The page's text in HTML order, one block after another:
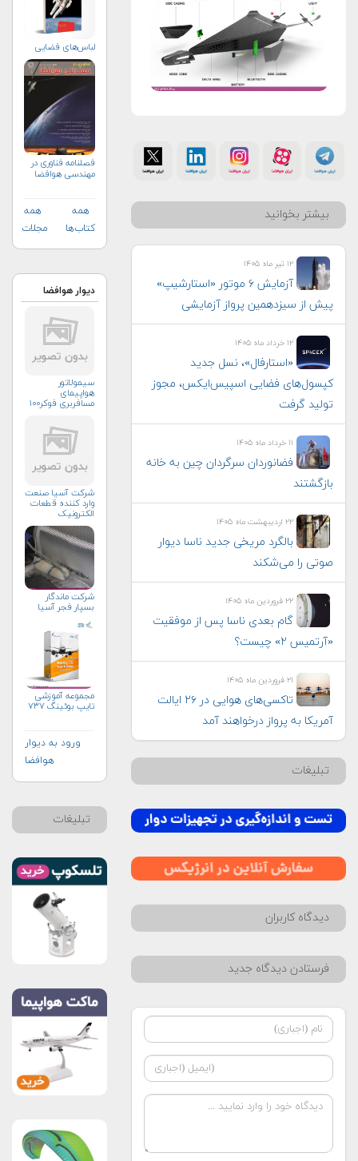
بیشتر بخوانید
۱۲ تیر ماه ۱۴۰۵
آزمایش ۶ موتور «استارشیپ»
پیش از سیزدهمین پرواز آزمایشی
۱۲ خرداد ماه ۱۴۰۵
«استارفال»، نسل جدید
کپسول‌های فضایی اسپیس‌ایکس، مجوز
تولید گرفت
۱۱ خرداد ماه ۱۴۰۵
فضانوردان سرگردان چین به خانه
بازگشتند
۲۲ اردیبهشت ماه ۱۴۰۵
بالگرد مریخی جدید ناسا دیوار
صوتی را می‌شکند
۲۲ فروردین ماه ۱۴۰۵
گام بعدی ناسا پس از موفقیت
«آرتمیس ۲» چیست؟
۲۱ فروردین ماه ۱۴۰۵
تاکسی‌های هوایی در ۲۶ ایالت
آمریکا به پرواز درخواهند آمد
تبلیغات
دیدگاه کاربران
فرستادن دیدگاه جدید
لباس‌های فضایی
فصلنامه فناوری در
مهندسی هوافضا
همه
کتاب‌ها
همه
مجلات
دیوار هوافضا
سیمولاتور
هواپیمای
مسافربری فوکر۱۰۰
شرکت آسیا صنعت
وارد کننده قطعات
الکترونیک
شرکت ماندگار
بسپار فجر آسیا
مجموعه آموزشی
تایپ بوئینگ ۷۳۷
ورود به دیوار
هوافضا
تبلیغات